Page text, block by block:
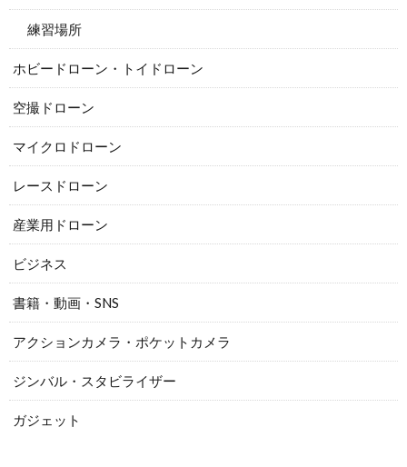
練習場所
ホビードローン・トイドローン
空撮ドローン
マイクロドローン
レースドローン
産業用ドローン
ビジネス
書籍・動画・SNS
アクションカメラ・ポケットカメラ
ジンバル・スタビライザー
ガジェット